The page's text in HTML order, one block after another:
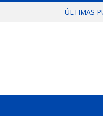
ÚLTIMAS